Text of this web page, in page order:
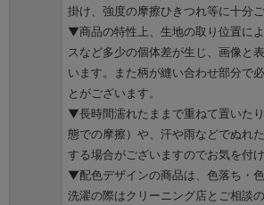
掛け、強度の摩擦ひきつれ等に十分
▼商品の特性上、生地の取り位置に
スなど多少の個体差が生じ、画像と
います。また柄が縫い合わせ部分で
とがございます。
▼長時間濡れたままで重ねて置いた
態での摩擦）や、汗や雨などでぬれ
する場合がございますのでお気を付け
▼配色デザインの商品は、色落ち・色
洗濯の際はクリーニング店とご相談